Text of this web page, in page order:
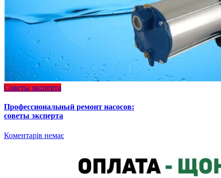
Советы эксперта
Профессиональный ремонт насосов:
советы эксперта
Коментарів немає